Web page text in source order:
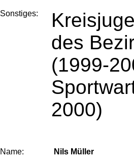
Sonstiges:
des
(1999-
2000)
Name: Nils Müller